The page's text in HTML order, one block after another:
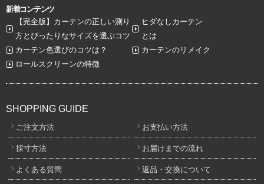
新着コンテンツ
【完全版】カーテンの正しい測り
方とぴったりなサイズを選ぶコツ
ヒダなしカーテン
とは
カーテン色選びのコツは？
カーテンのリメイク
ロールスクリーンの特徴
SHOPPING GUIDE
ご注文方法 お支払い方法
採寸方法 お届けまでの流れ
よくある質問 返品・交換について